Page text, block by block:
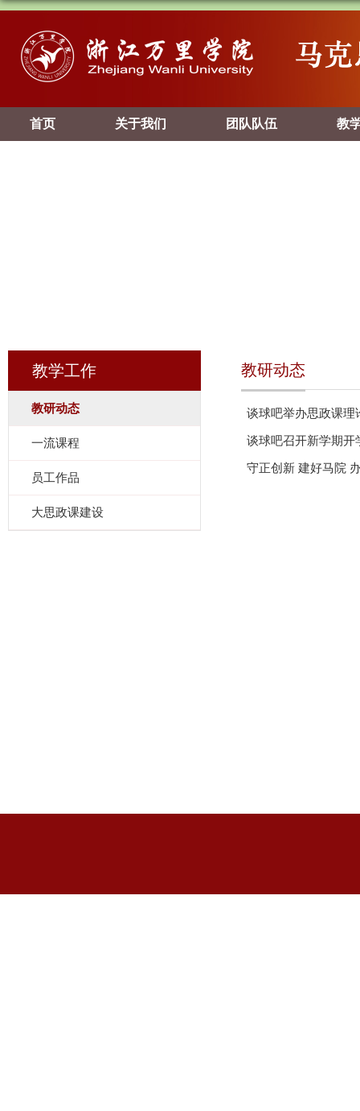
首页 关于我们 团队队伍 教
教学工作
教研动态
一流课程
员工作品
大思政课建设
教研动态
谈球吧举办思政课理
谈球吧召开新学期开